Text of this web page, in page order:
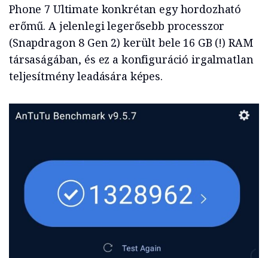
Phone 7 Ultimate konkrétan egy hordozható
erőmű. A jelenlegi legerősebb processzor
(Snapdragon 8 Gen 2) került bele 16 GB (!) RAM
társaságában, és ez a konfiguráció irgalmatlan
teljesítmény leadására képes.